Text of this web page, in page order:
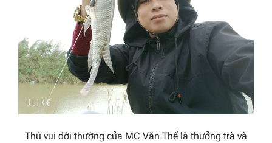
Thú vui đời thường của MC Văn Thế là thưởng trà và